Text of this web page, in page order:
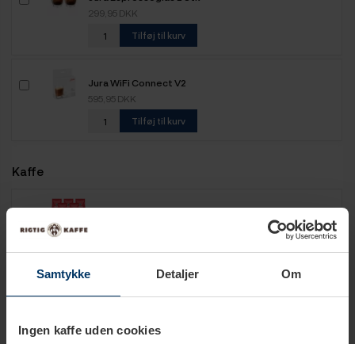
Samtykke Detaljer Om
Ingen kaffe uden cookies
299,95 DKK
Tilføj til kurv
Jura WiFi Connect V2
595,95 DKK
Tilføj til kurv
Kaffe
Tilføj til kurv
Rigtig Kaffe Super Crema 6kg Hele kaffebønner
Tilføj til kurv